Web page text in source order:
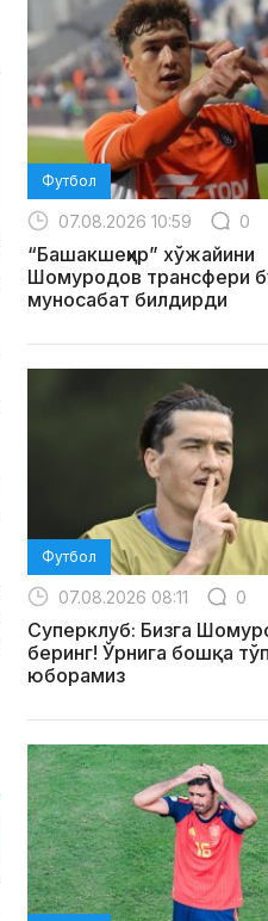
Футбол
07.08.2026 10:59 0
“Башакшеҳир” хўжайини
Шомуродов трансфери
муносабат билдирди
Футбол
07.08.2026 08:11 0
Суперклуб: Бизга
беринг! Ўрнига бошқа
юборамиз